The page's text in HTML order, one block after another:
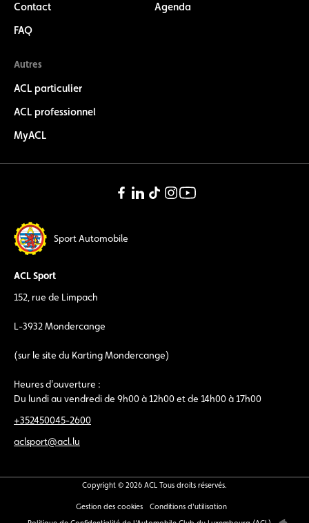
Contact
FAQ
Agenda
Autres
ACL particulier
ACL professionnel
MyACL
Sport Automobile
ACL Sport
152, rue de Limpach
L-3932 Mondercange
(sur le site du Karting Mondercange)
Heures d'ouverture :
Du lundi au vendredi de 9h00 à 12h00 et de 14h00 à 17h00
+352450045-2600
aclsport@acl.lu
Copyright © 2026 ACL Tous droits réservés.
Gestion des cookies
Conditions d'utilisation